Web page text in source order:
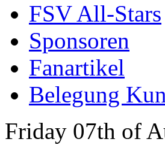
FSV All-Stars
Sponsoren
Fanartikel
Belegung
Friday 07th of